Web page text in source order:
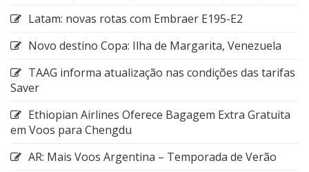
Latam: novas rotas com Embraer E195-E2
Novo destino Copa: Ilha de Margarita, Venezuela
TAAG informa atualização nas condições das tarifas
Saver
Ethiopian Airlines Oferece Bagagem Extra Gratuita
em Voos para Chengdu
AR: Mais Voos Argentina – Temporada de Verão